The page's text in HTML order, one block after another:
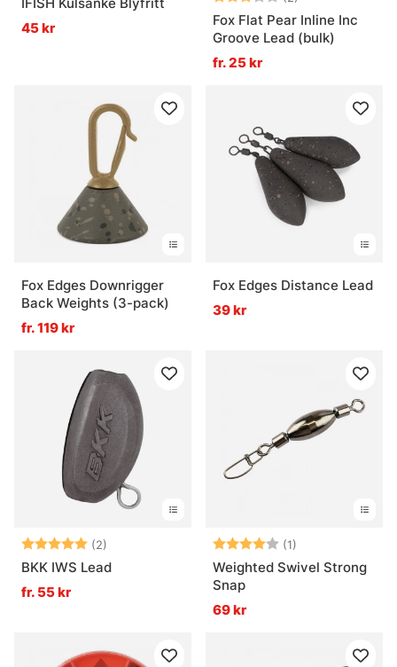
45 kr
Fox Flat Pear Inline Inc
Groove Lead (bulk)
fr. 25 kr
Fox Edges Downrigger
Back Weights (3-pack)
fr. 119 kr
Fox Edges Distance Lead
39 kr
Betyg: (2)
5.0 utav 5 stjärnor
BKK IWS Lead
fr. 55 kr
Betyg: (1)
Weighted Swivel Strong
Snap
69 kr